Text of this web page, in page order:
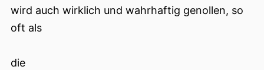
wird auch wirklich und wahrhaftig genollen, so
oft als
die